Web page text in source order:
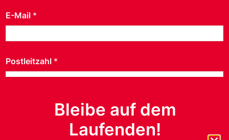
E-Mail *
Postleitzahl *
*
Bleibe auf dem
Laufenden!